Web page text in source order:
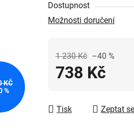
5
hvězdiček.
Dostupnost
Možnosti doručení
1 230 Kč –40 %
738 Kč
Tisk Zeptat se
KČ
%